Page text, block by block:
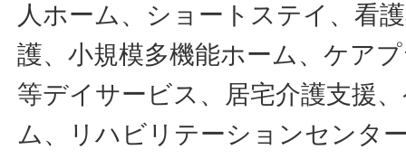
人ホーム、ショートステイ、看
護、小規模多機能ホーム、ケア
等デイサービス、居宅介護支援
ム、リハビリテーションセンタ